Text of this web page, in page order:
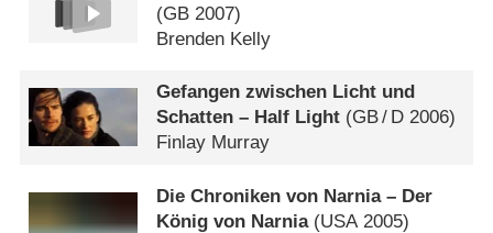
(GB 2007)
Brenden Kelly
Gefangen zwischen Licht und
Schatten – Half Light (GB/ D 2006)
Finlay Murray
Die Chroniken von Narnia – Der
König von Narnia(USA 2005)